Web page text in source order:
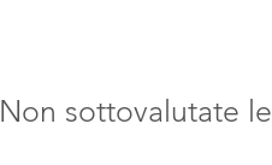
Non sottovalutate